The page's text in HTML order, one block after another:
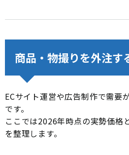
商品・物撮りを外注す
ECサイト運営や広告制作で需要
です。
ここでは2026年時点の実勢価格
を整理します。